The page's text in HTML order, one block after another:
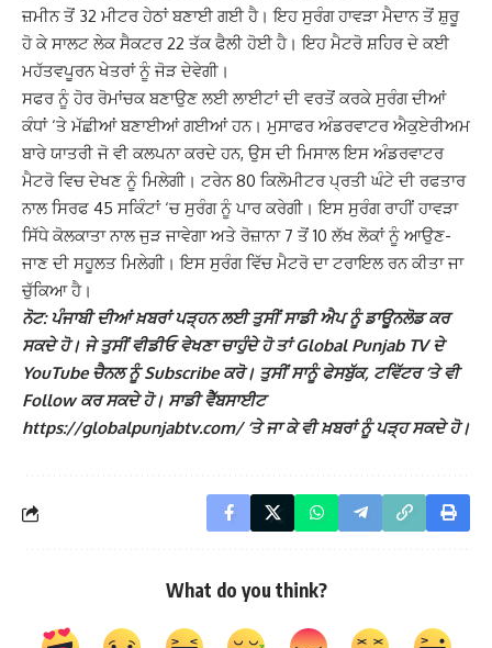
ਜ਼ਮੀਨ ਤੋਂ 32 ਮੀਟਰ ਹੇਠਾਂ ਬਣਾਈ ਗਈ ਹੈ। ਇਹ ਸੁਰੰਗ ਹਾਵੜਾ ਮੈਦਾਨ ਤੋਂ ਸ਼ੁਰੂ
ਹੋ ਕੇ ਸਾਲਟ ਲੇਕ ਸੈਕਟਰ 22 ਤੱਕ ਫੈਲੀ ਹੋਈ ਹੈ। ਇਹ ਮੈਟਰੋ ਸ਼ਹਿਰ ਦੇ ਕਈ
ਮਹੱਤਵਪੂਰਨ ਖੇਤਰਾਂ ਨੂੰ ਜੋੜ ਦੇਵੇਗੀ।
ਸਫਰ ਨੂੰ ਹੋਰ ਰੋਮਾਂਚਕ ਬਣਾਉਣ ਲਈ ਲਾਈਟਾਂ ਦੀ ਵਰਤੋਂ ਕਰਕੇ ਸੁਰੰਗ ਦੀਆਂ
ਕੰਧਾਂ ‘ਤੇ ਮੱਛੀਆਂ ਬਣਾਈਆਂ ਗਈਆਂ ਹਨ। ਮੁਸਾਫਰ ਅੰਡਰਵਾਟਰ ਐਕੁਏਰੀਅਮ
ਬਾਰੇ ਯਾਤਰੀ ਜੋ ਵੀ ਕਲਪਨਾ ਕਰਦੇ ਹਨ, ਉਸ ਦੀ ਮਿਸਾਲ ਇਸ ਅੰਡਰਵਾਟਰ
ਮੈਟਰੋ ਵਿਚ ਦੇਖਣ ਨੂੰ ਮਿਲੇਗੀ। ਟਰੇਨ 80 ਕਿਲੋਮੀਟਰ ਪ੍ਰਤੀ ਘੰਟੇ ਦੀ ਰਫਤਾਰ
ਨਾਲ ਸਿਰਫ 45 ਸਕਿੰਟਾਂ ‘ਚ ਸੁਰੰਗ ਨੂੰ ਪਾਰ ਕਰੇਗੀ। ਇਸ ਸੁਰੰਗ ਰਾਹੀਂ ਹਾਵੜਾ
ਸਿੱਧੇ ਕੋਲਕਾਤਾ ਨਾਲ ਜੁੜ ਜਾਵੇਗਾ ਅਤੇ ਰੋਜ਼ਾਨਾ 7 ਤੋਂ 10 ਲੱਖ ਲੋਕਾਂ ਨੂੰ ਆਉਣ-
ਜਾਣ ਦੀ ਸਹੂਲਤ ਮਿਲੇਗੀ। ਇਸ ਸੁਰੰਗ ਵਿੱਚ ਮੈਟਰੋ ਦਾ ਟਰਾਇਲ ਰਨ ਕੀਤਾ ਜਾ
ਚੁੱਕਿਆ ਹੈ।
ਨੋਟ: ਪੰਜਾਬੀ ਦੀਆਂ ਖ਼ਬਰਾਂ ਪੜ੍ਹਨ ਲਈ ਤੁਸੀਂ ਸਾਡੀ ਐਪ ਨੂੰ ਡਾਊਨਲੋਡ ਕਰ
ਸਕਦੇ ਹੋ। ਜੇ ਤੁਸੀਂ ਵੀਡੀਓ ਵੇਖਣਾ ਚਾਹੁੰਦੇ ਹੋ ਤਾਂ Global Punjab TV ਦੇ
YouTube ਚੈਨਲ ਨੂੰ Subscribe ਕਰੋ। ਤੁਸੀਂ ਸਾਨੂੰ ਫੇਸਬੁੱਕ, ਟਵਿੱਟਰ ‘ਤੇ ਵੀ
Follow ਕਰ ਸਕਦੇ ਹੋ। ਸਾਡੀ ਵੈੱਬਸਾਈਟ
https://globalpunjabtv.com/ ‘ਤੇ ਜਾ ਕੇ ਵੀ ਖ਼ਬਰਾਂ ਨੂੰ ਪੜ੍ਹ ਸਕਦੇ ਹੋ।
What do you think?